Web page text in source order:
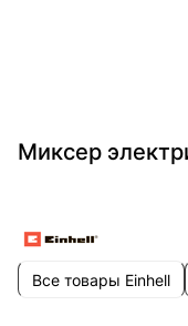
Миксер
Все товары Einhell